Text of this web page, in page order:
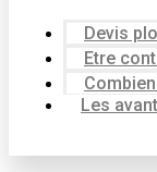
Devis
Etre
Les